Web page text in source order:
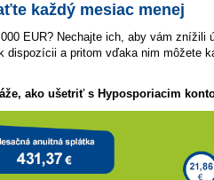
každý mesiac menej
EUR? Nechajte ich, aby vám
dispozícii a pritom vďaka nim môžete
ako ušetriť s Hyposporiacim